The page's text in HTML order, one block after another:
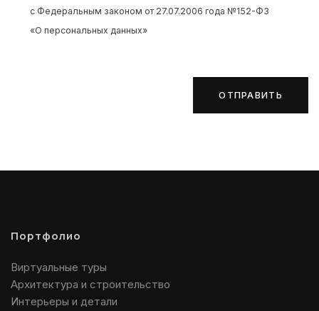
с Федеральным законом от 27.07.2006 года №152-ФЗ
«О персональных данных»
ОТПРАВИТЬ
Портфолио
Виртуальные туры
Архитектура и строительство
Интерьеры и детали